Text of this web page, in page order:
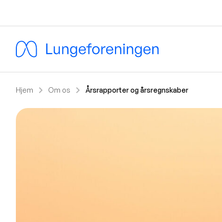
Hjem chevron_right Om os chevron_right Årsrapporter og årsregnskaber